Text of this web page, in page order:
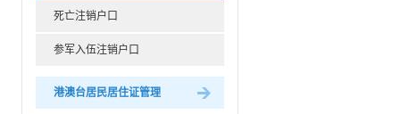
死亡注销户口
参军入伍注销户口
港澳台居民居住证管理